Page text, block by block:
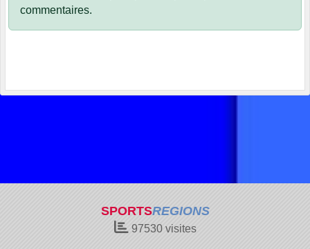
commentaires.
SPORTSREGIONS
97530visites